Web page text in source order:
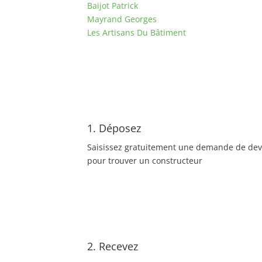
Baijot Patrick
Mayrand Georges
Les Artisans Du Bâtiment
1. Déposez
Saisissez gratuitement une demande de
pour trouver un constructeur
2. Recevez